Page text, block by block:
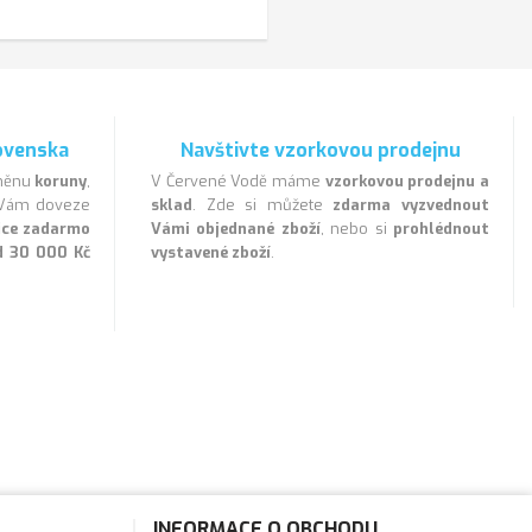
koruny,
doveze
zadarmo
30 000 Kč
Navštivte vzorkovou prodejnu
V Červené Vodě máme vzorkovou prodejnu a
sklad. Zde si můžete zdarma vyzvednout
Vámi objednané zboží, nebo si prohlédnout
vystavené zboží.